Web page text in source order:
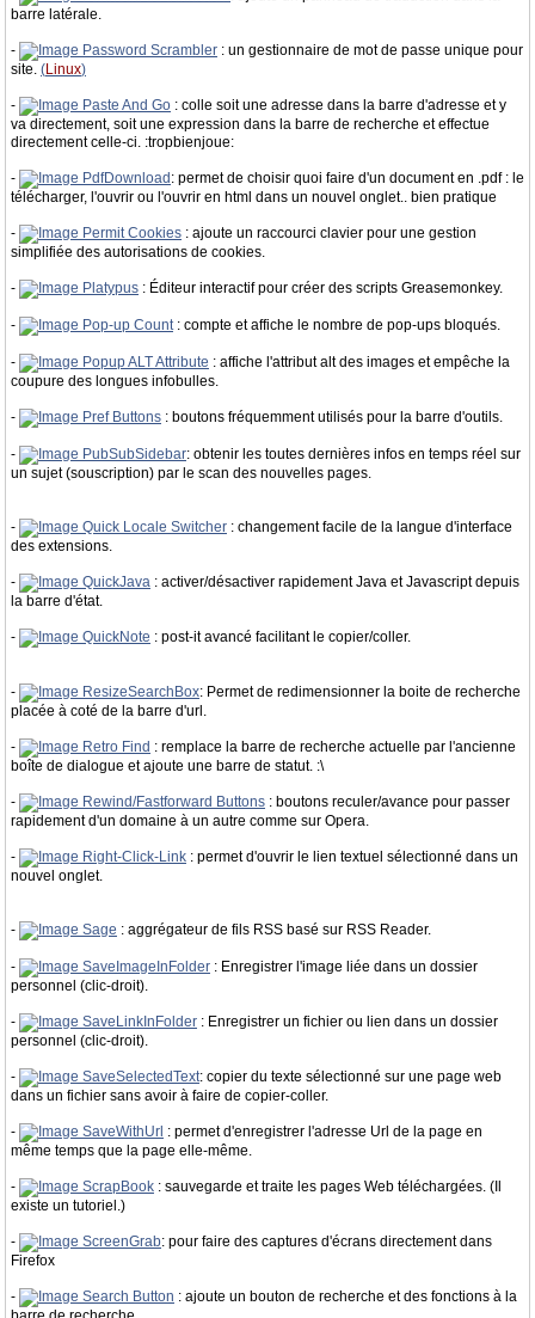
barre latérale.
- Password Scrambler : un gestionnaire de mot de passe unique pour
site. (Linux)
- Paste And Go : colle soit une adresse dans la barre d'adresse et y
va directement, soit une expression dans la barre de recherche et effectue
directement celle-ci. :tropbienjoue:
- PdfDownload : permet de choisir quoi faire d'un document en .pdf : le
télécharger, l'ouvrir ou l'ouvrir en html dans un nouvel onglet.. bien pratique
- Permit Cookies : ajoute un raccourci clavier pour une gestion
simplifiée des autorisations de cookies.
- Platypus : Éditeur interactif pour créer des scripts Greasemonkey.
- Pop-up Count: compte et affiche le nombre de pop-ups bloqués.
- Popup ALT Attribute : affiche l'attribut alt des images et empêche la
coupure des longues infobulles.
- Pref Buttons : boutons fréquemment utilisés pour la barre d'outils.
- PubSubSidebar: obtenir les toutes dernières infos en temps réel sur
un sujet (souscription) par le scan des nouvelles pages.
- Quick Locale Switcher : changement facile de la langue d'interface
des extensions.
- QuickJava : activer/désactiver rapidement Java et Javascript depuis
la barre d'état.
- QuickNote : post-it avancé facilitant le copier/coller.
- ResizeSearchBox: Permet de redimensionner la boite de recherche
placée à coté de la barre d'url.
- Retro Find : remplace la barre de recherche actuelle par l'ancienne
boîte de dialogue et ajoute une barre de statut. :\
- Rewind/Fastforward Buttons : boutons reculer/avance pour passer
rapidement d'un domaine à un autre comme sur Opera.
- Right-Click-Link : permet d'ouvrir le lien textuel sélectionné dans un
nouvel onglet.
- Sage : aggrégateur de fils RSS basé sur RSS Reader.
- SaveImageInFolder : Enregistrer l'image liée dans un dossier
personnel (clic-droit).
- SaveLinkInFolder : Enregistrer un fichier ou lien dans un dossier
personnel (clic-droit).
- SaveSelectedText: copier du texte sélectionné sur une page web
dans un fichier sans avoir à faire de copier-coller.
- SaveWithUrl : permet d'enregistrer l'adresse Url de la page en
même temps que la page elle-même.
- ScrapBook : sauvegarde et traite les pages Web téléchargées. (Il
existe un tutoriel.)
- ScreenGrab: pour faire des captures d'écrans directement dans
Firefox
- Search Button : ajoute un bouton de recherche et des fonctions à la